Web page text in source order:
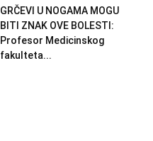
GRČEVI U NOGAMA MOGU
BITI ZNAK OVE BOLESTI:
Profesor Medicinskog
fakulteta...